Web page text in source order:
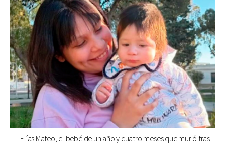
Elías Mateo, el bebé de un año y cuatro meses que murió tras